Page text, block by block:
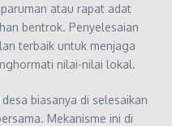
atau rapat adat
bentrok. Penyelesaian
terbaik untuk menjaga
nilai-nilai lokal.
biasanya di selesaikan
Mekanisme ini di